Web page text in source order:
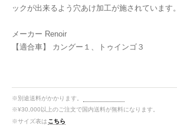
ックが出来るよう穴あけ加工が施されています。
メーカー Renoir
【適合車】 カングー１、トゥインゴ３
※別途送料がかかります。
※¥30,000以上のご注文で国内送料が無料になります。
※サイズ表は こちら